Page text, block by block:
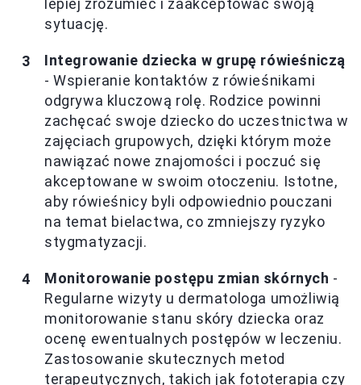
lepiej zrozumieć i zaakceptować swoją
sytuację.
Integrowanie dziecka w grupę rówieśniczą
- Wspieranie kontaktów z rówieśnikami
odgrywa kluczową rolę. Rodzice powinni
zachęcać swoje dziecko do uczestnictwa w
zajęciach grupowych, dzięki którym może
nawiązać nowe znajomości i poczuć się
akceptowane w swoim otoczeniu. Istotne,
aby rówieśnicy byli odpowiednio pouczani
na temat bielactwa, co zmniejszy ryzyko
stygmatyzacji.
Monitorowanie postępu zmian skórnych -
Regularne wizyty u dermatologa umożliwią
monitorowanie stanu skóry dziecka oraz
ocenę ewentualnych postępów w leczeniu.
Zastosowanie skutecznych metod
terapeutycznych, takich jak fototerapia czy